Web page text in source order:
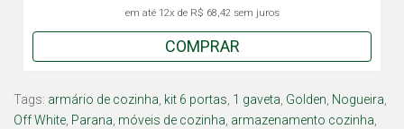
em até 12x de R$ 68,42sem juros
COMPRAR
Tags: armário de cozinha kit 6 portas 1 gaveta Golden Nogueira
Off White Parana móveis de cozinha armazenamento cozinha